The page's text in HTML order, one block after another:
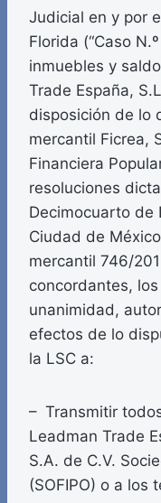
Judicial en y por
Florida (“Caso
inmuebles y
Trade España,
disposición de lo
mercantil Ficrea,
Financiera
resoluciones
Decimocuarto de
Ciudad de
mercantil 746/
concordantes,
unanimidad,
efectos de lo
la LSC a:
– Transmitir
Leadman Trade
S.A. de C.V.
(SOFIPO) o a los